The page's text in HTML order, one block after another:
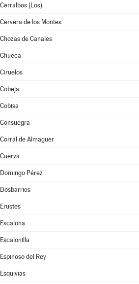
Cerralbos (Los)
Cervera de los Montes
Chozas de Canales
Chueca
Ciruelos
Cobeja
Cobisa
Consuegra
Corral de Almaguer
Cuerva
Domingo Pérez
Dosbarrios
Erustes
Escalona
Escalonilla
Espinoso del Rey
Esquivias